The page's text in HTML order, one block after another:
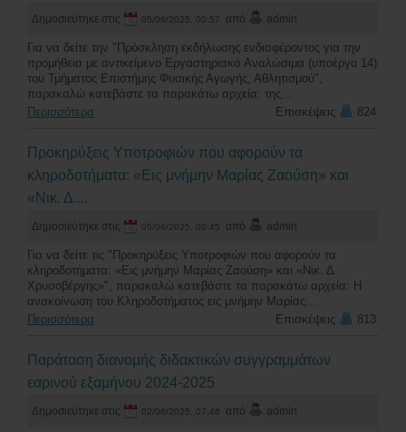
Δημοσιεύτηκε στις 05/06/2025, 00:57 από admin
Για να δείτε την "Πρόσκληση εκδήλωσης ενδιαφέροντος για την
προμήθεια με αντικείμενο Εργαστηριακά Αναλώσιμα (υποέργο 14)
του Τμήματος Επιστήμης Φυσικής Αγωγής, Αθλητισμού",
παρακαλώ κατεβάστε τα παρακάτω αρχεία: της...
Περισσότερα
Επισκέψεις 824
Προκηρύξεις Υποτροφιών που αφορούν τα
κληροδοτήματα: «Εις μνήμην Μαρίας Ζαούση» και
«Νικ. Δ....
Δημοσιεύτηκε στις 05/06/2025, 00:45 από admin
Για να δείτε τις "Προκηρύξεις Υποτροφιών που αφορούν τα
κληροδοτήματα: «Εις μνήμην Μαρίας Ζαούση» και «Νικ. Δ.
Χρυσοβέργης»", παρακαλώ κατεβάστε τα παρακάτω αρχεία: Η
ανακοίνωση του Κληροδοτήματος εις μνήμην Μαρίας...
Περισσότερα
Επισκέψεις 813
Παράταση διανομής διδακτικών συγγραμμάτων
εαρινού εξαμήνου 2024-2025
Δημοσιεύτηκε στις 02/06/2025, 07:46 από admin